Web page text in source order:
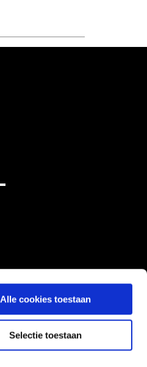
Alle cookies toestaan
Selectie toestaan